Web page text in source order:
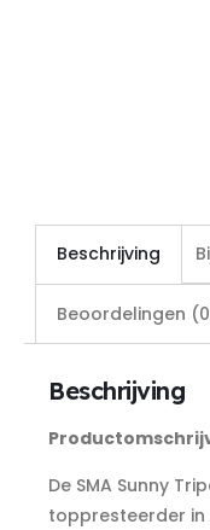
Beschrijving
Beoordelingen
Beschrijving
De SMA Sunny
toppresteerder in